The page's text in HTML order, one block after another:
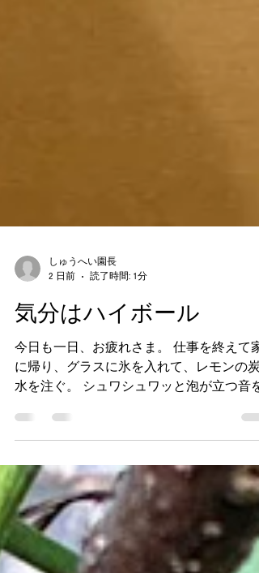
しゅうへい園長
2 日前
読了時間: 1分
気分はハイボール
今日も一日、お疲れさま。 仕事を終えて家
に帰り、グラスに氷を入れて、レモンの炭
水を注ぐ。 シュワシュワッと泡が立つ音を
聞いていると、なんだか気分はハイボール
す（笑） 見た目もそれっぽいし、冷たい炭
酸が喉を通ると、 「今日も一日終わったな
ぁ」 と、体の力が少し抜けていきます。 お
酒じゃなくても、この一杯で十分に晩酌気